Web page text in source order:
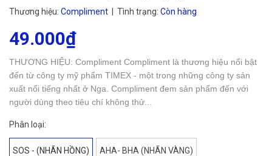
Thương hiệu: Compliment | Tình trạng: Còn hàng
49.000₫
THƯƠNG HIỆU: Compliment Compliment là thương hiệu nổi bật
đến từ công ty mỹ phẩm TIMEX - một trong những công ty sản
xuất nổi tiếng nhất ở Nga. Compliment đem sản phẩm đến với
người dùng theo tiêu chí không thử...
Phân loại:
SOS - (NHÃN HỒNG) AHA- BHA (NHÃN VÀNG)